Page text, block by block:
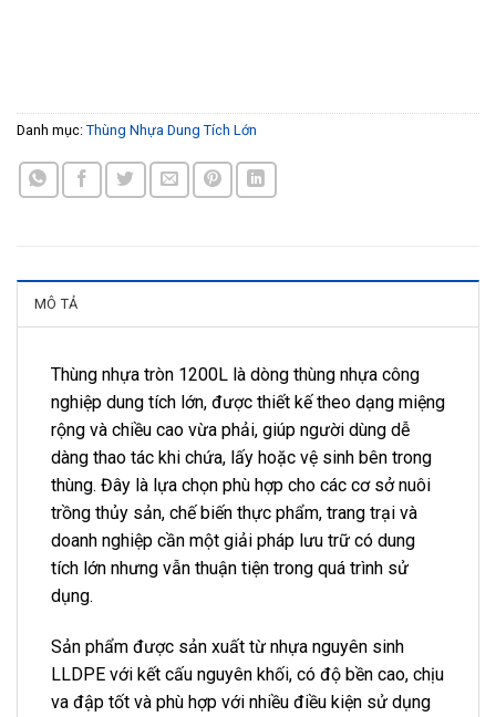
Danh mục: Thùng Nhựa Dung Tích Lớn
MÔ TẢ
Thùng nhựa tròn 1200L là dòng thùng nhựa công
nghiệp dung tích lớn, được thiết kế theo dạng miệng
rộng và chiều cao vừa phải, giúp người dùng dễ
dàng thao tác khi chứa, lấy hoặc vệ sinh bên trong
thùng. Đây là lựa chọn phù hợp cho các cơ sở nuôi
trồng thủy sản, chế biến thực phẩm, trang trại và
doanh nghiệp cần một giải pháp lưu trữ có dung
tích lớn nhưng vẫn thuận tiện trong quá trình sử
dụng.
Sản phẩm được sản xuất từ nhựa nguyên sinh
LLDPE với kết cấu nguyên khối, có độ bền cao, chịu
va đập tốt và phù hợp với nhiều điều kiện sử dụng